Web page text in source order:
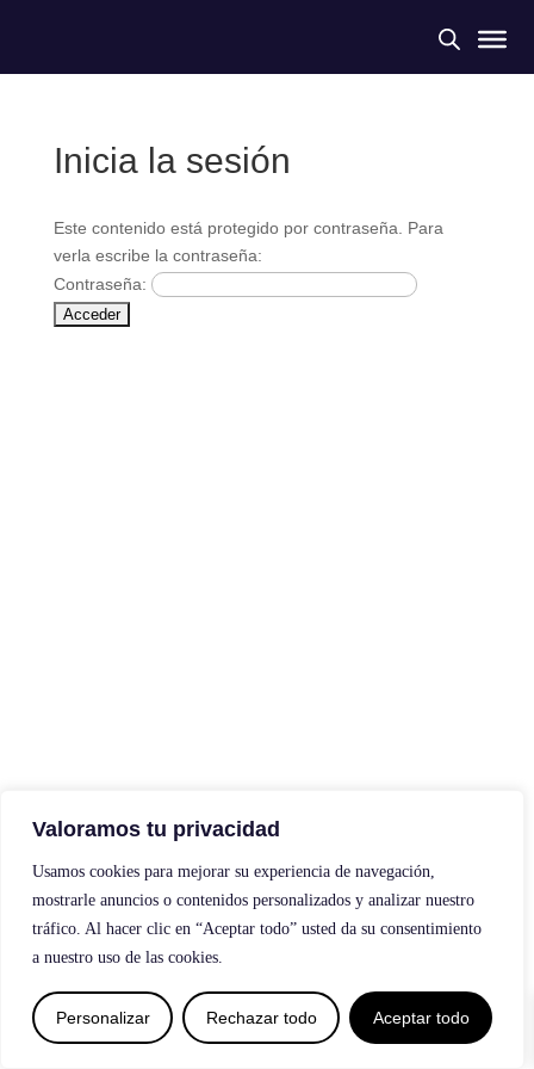
Valoramos tu privacidad
Usamos cookies para mejorar su experiencia de navegación,
mostrarle anuncios o contenidos personalizados y analizar nuestro
tráfico. Al hacer clic en “Aceptar todo” usted da su consentimiento
a nuestro uso de las cookies.
Personalizar Rechazar todo Aceptar todo
Inicia la sesión
Este contenido está protegido por contraseña. Para
verla escribe la contraseña:
Contraseña: